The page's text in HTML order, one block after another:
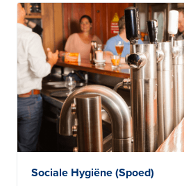
Sociale Hygiëne (Spoed)